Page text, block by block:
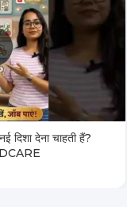
दिशा देना चाहती हैं?